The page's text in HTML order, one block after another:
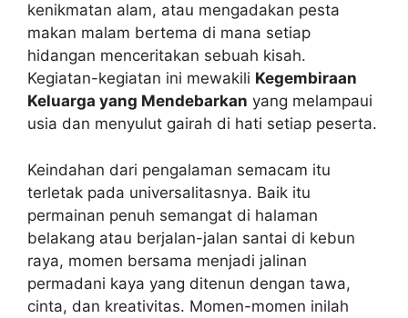
kenikmatan alam, atau mengadakan pesta
makan malam bertema di mana setiap
hidangan menceritakan sebuah kisah.
Kegiatan-kegiatan ini mewakili Kegembiraan
Keluarga yang Mendebarkan yang melampaui
usia dan menyulut gairah di hati setiap peserta.
Keindahan dari pengalaman semacam itu
terletak pada universalitasnya. Baik itu
permainan penuh semangat di halaman
belakang atau berjalan-jalan santai di kebun
raya, momen bersama menjadi jalinan
permadani kaya yang ditenun dengan tawa,
cinta, dan kreativitas. Momen-momen inilah